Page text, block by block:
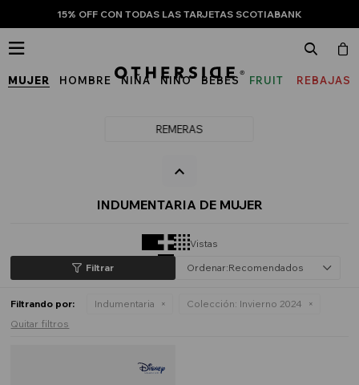
15% OFF CON TODAS LAS TARJETAS SCOTIABANK
MUJER HOMBRE NIÑA NIÑO BEBÉS
FRUIT
REBAJAS

REMERAS
INDUMENTARIA DE MUJER
Vistas
Recomendados
Filtrando por: Indumentaria Colección: Invierno 2024
Quitar filtros